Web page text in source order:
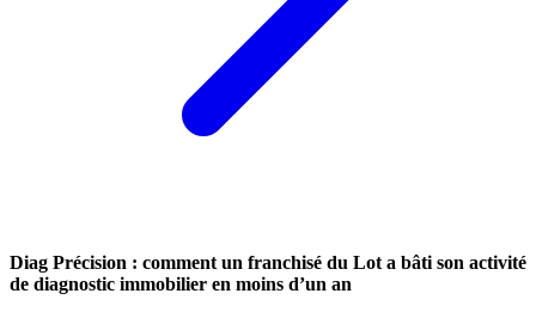
Diag Précision : comment un franchisé du Lot a bâti son activité
de diagnostic immobilier en moins d’un an